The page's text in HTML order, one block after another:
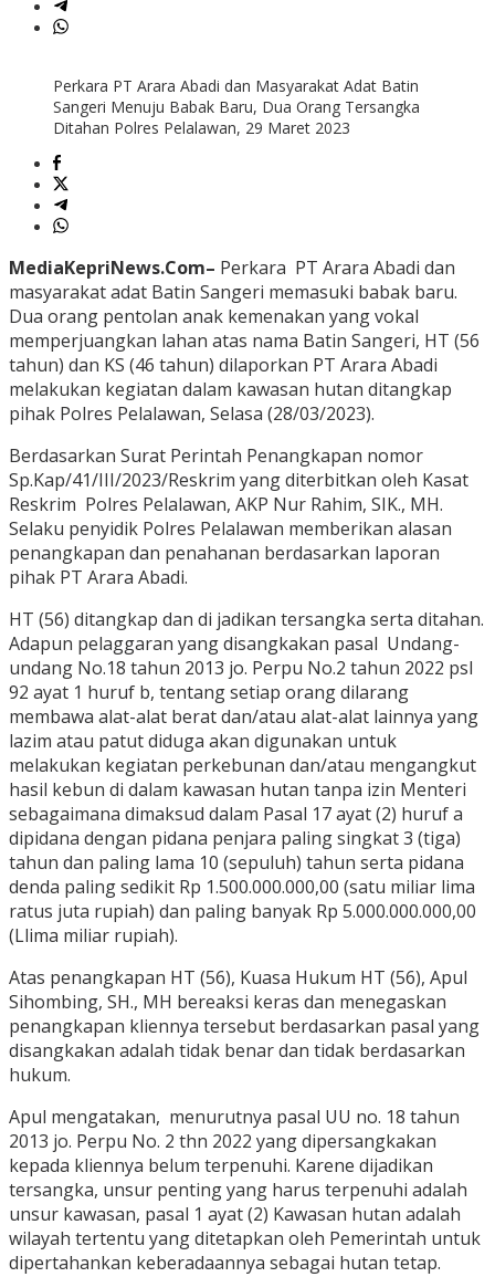
Perkara PT Arara Abadi dan Masyarakat Adat Batin
Sangeri Menuju Babak Baru, Dua Orang Tersangka
Ditahan Polres Pelalawan, 29 Maret 2023
MediaKepriNews.Com– Perkara PT Arara Abadi dan
masyarakat adat Batin Sangeri memasuki babak baru.
Dua orang pentolan anak kemenakan yang vokal
memperjuangkan lahan atas nama Batin Sangeri, HT (56
tahun) dan KS (46 tahun) dilaporkan PT Arara Abadi
melakukan kegiatan dalam kawasan hutan ditangkap
pihak Polres Pelalawan, Selasa (28/03/2023).
Berdasarkan Surat Perintah Penangkapan nomor
Sp.Kap/41/III/2023/Reskrim yang diterbitkan oleh Kasat
Reskrim Polres Pelalawan, AKP Nur Rahim, SIK., MH.
Selaku penyidik Polres Pelalawan memberikan alasan
penangkapan dan penahanan berdasarkan laporan
pihak PT Arara Abadi.
HT (56) ditangkap dan di jadikan tersangka serta ditahan.
Adapun pelaggaran yang disangkakan pasal Undang-
undang No.18 tahun 2013 jo. Perpu No.2 tahun 2022 psl
92 ayat 1 huruf b, tentang setiap orang dilarang
membawa alat-alat berat dan/atau alat-alat lainnya yang
lazim atau patut diduga akan digunakan untuk
melakukan kegiatan perkebunan dan/atau mengangkut
hasil kebun di dalam kawasan hutan tanpa izin Menteri
sebagaimana dimaksud dalam Pasal 17 ayat (2) huruf a
dipidana dengan pidana penjara paling singkat 3 (tiga)
tahun dan paling lama 10 (sepuluh) tahun serta pidana
denda paling sedikit Rp 1.500.000.000,00 (satu miliar lima
ratus juta rupiah) dan paling banyak Rp 5.000.000.000,00
(Llima miliar rupiah).
Atas penangkapan HT (56), Kuasa Hukum HT (56), Apul
Sihombing, SH., MH bereaksi keras dan menegaskan
penangkapan kliennya tersebut berdasarkan pasal yang
disangkakan adalah tidak benar dan tidak berdasarkan
hukum.
Apul mengatakan, menurutnya pasal UU no. 18 tahun
2013 jo. Perpu No. 2 thn 2022 yang dipersangkakan
kepada kliennya belum terpenuhi. Karene dijadikan
tersangka, unsur penting yang harus terpenuhi adalah
unsur kawasan, pasal 1 ayat (2) Kawasan hutan adalah
wilayah tertentu yang ditetapkan oleh Pemerintah untuk
dipertahankan keberadaannya sebagai hutan tetap.